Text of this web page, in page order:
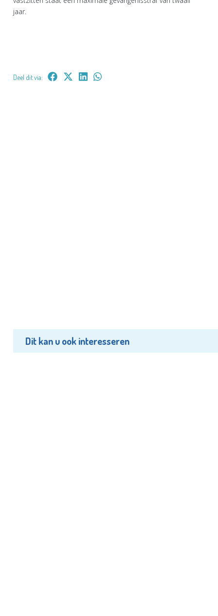
jaar.
Deel dit via:
Dit kan u ook interesseren